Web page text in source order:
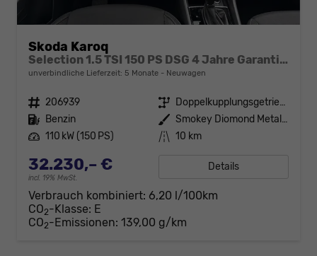
Skoda Karoq
Selection 1.5 TSI 150 PS DSG 4 Jahre Garantie-Anhängerkupplung-Keyless Start-AppleCarPlay-AndroidAuto-Sunset-Tempomat-2-Zonen-Klima-16''Alu
unverbindliche Lieferzeit: 5 Monate Neuwagen
Fahrzeugnr. 206939 Getriebe
Doppelkupplungsgetriebe (DSG)
Kraftstoff Benzin Außenfarbe
Smokey Diomond Metallic
Leistung 110 kW (150 PS) Kilometerstand 10 km
32.230,– €
incl. 19% MwSt.
Details
Verbrauch kombiniert: 6,20 l/100km
CO2-Klasse: E
CO2-Emissionen: 139,00 g/km